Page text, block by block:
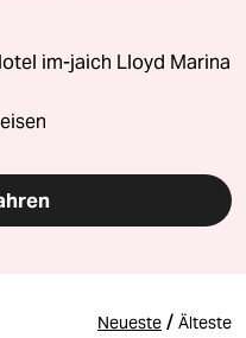
im-jaich Lloyd Marina
Neueste / Älteste